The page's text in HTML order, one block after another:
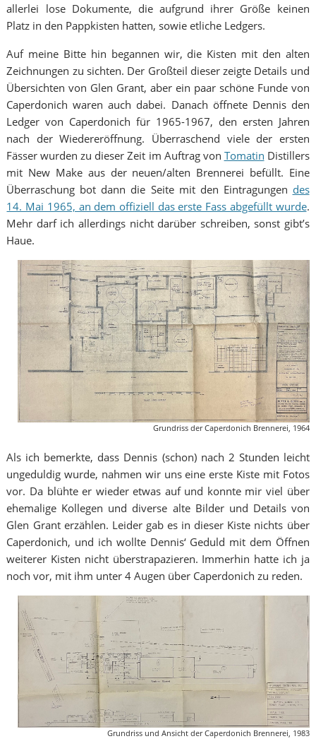
allerlei lose Dokumente, die aufgrund ihrer Größe keinen
Platz in den Pappkisten hatten, sowie etliche Ledgers.
Auf meine Bitte hin begannen wir, die Kisten mit den alten
Zeichnungen zu sichten. Der Großteil dieser zeigte Details und
Übersichten von Glen Grant, aber ein paar schöne Funde von
Caperdonich waren auch dabei. Danach öffnete Dennis den
Ledger von Caperdonich für 1965-1967, den ersten Jahren
nach der Wiedereröffnung. Überraschend viele der ersten
Fässer wurden zu dieser Zeit im Auftrag von Tomatin Distillers
mit New Make aus der neuen/alten Brennerei befüllt. Eine
Überraschung bot dann die Seite mit den Eintragungen des
14. Mai 1965, an dem offiziell das erste Fass abgefüllt wurde.
Mehr darf ich allerdings nicht darüber schreiben, sonst gibt’s
Haue.
Grundriss der Caperdonich Brennerei, 1964
Als ich bemerkte, dass Dennis (schon) nach 2 Stunden leicht
ungeduldig wurde, nahmen wir uns eine erste Kiste mit Fotos
vor. Da blühte er wieder etwas auf und konnte mir viel über
ehemalige Kollegen und diverse alte Bilder und Details von
Glen Grant erzählen. Leider gab es in dieser Kiste nichts über
Caperdonich, und ich wollte Dennis‘ Geduld mit dem Öffnen
weiterer Kisten nicht überstrapazieren. Immerhin hatte ich ja
noch vor, mit ihm unter 4 Augen über Caperdonich zu reden.
Grundriss und Ansicht der Caperdonich Brennerei, 1983